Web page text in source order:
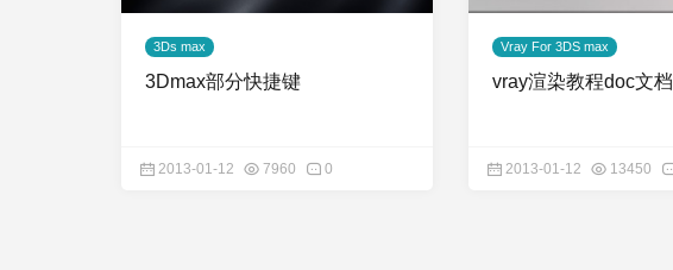
3Ds max
3Dmax部分快捷键
2013-01-12 7960 0
Vray For 3DS max
vray渲染教程doc文档
2013-01-12 13450